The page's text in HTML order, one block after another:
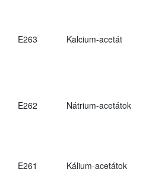
E263 Kalcium-acetát
E262 Nátrium-acetátok
E261 Kálium-acetátok